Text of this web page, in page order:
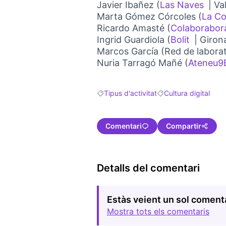
Javier Ibañez (Las Naves
|
Marta Gómez Córcoles (La
Ricardo Amasté (
Ingrid Guardiola (Bolit
(Link
|
Marcos García (Red de
Nuria Tarragó Mañé (
Resultats en filtrar per: Tipus d'activitat
Tipus d'activitatResultats en filtrar
Cultura digital
Comentari Compartir
Detalls del comentari
Estàs veient un sol
Mostra tots els comentaris